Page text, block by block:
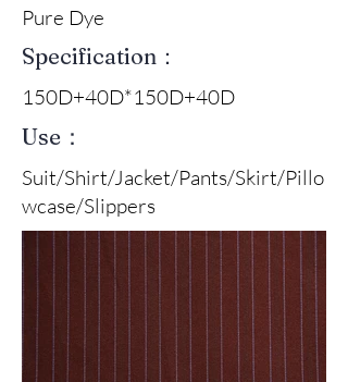
Pure Dye
Specification：
150D+40D*150D+40D
Use：
Suit/Shirt/Jacket/Pants/Skirt/Pillo
wcase/Slippers